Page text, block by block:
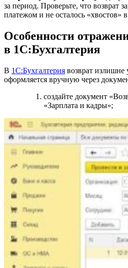
за период. Проверьте, что возврат
платежом и не осталось «хвостов»
Особенности
в 1С:Бухгалтерия
В 1С:Бухгалтерия возврат
оформляется вручную через
создайте документ
«Зарплата и кадры»;